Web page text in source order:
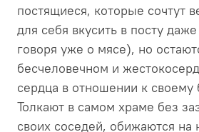
постящиеся, которые сочтут
для себя вкусить в посту
говоря уже о мясе), но
бесчеловечном и
сердца в отношении к своему
Толкают в самом храме без
своих соседей, обижаются на